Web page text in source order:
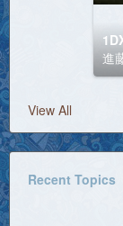
進
View All
Recent Topics